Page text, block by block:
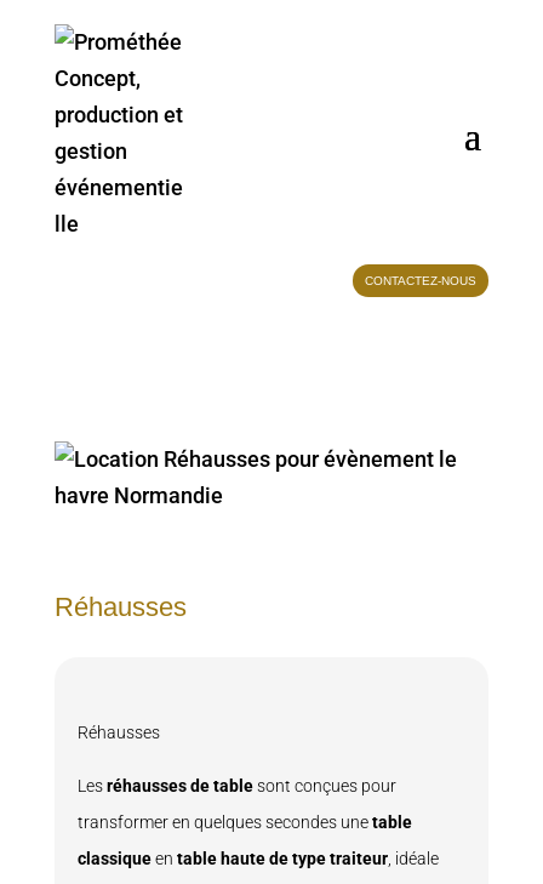
CONTACTEZ-NOUS
Réhausses
Réhausses
Lesréhausses de tablesont conçues pour
transformer en quelques secondes unetable
classiqueen table haute de type traiteur, idéale